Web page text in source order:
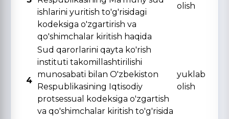
ishlarini yuritish to'g'risidagi
kodeksiga o'zgartirish va
qo'shimchalar kiritish haqida
olish
4
Sud qarorlarini qayta ko'rish
instituti takomillashtirilishi
munosabati bilan O'zbekiston
Respublikasining Iqtisodiy
protsessual kodeksiga o'zgartish
va qo'shimchalar kiritish to'g'risida
yuklab
olish